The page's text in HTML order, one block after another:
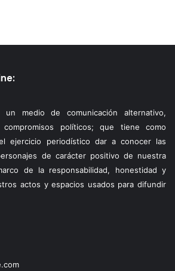
un medio de comunicación alternativo,
políticos; que tiene como
ejercicio periodístico dar a conocer las
de carácter positivo de nuestra
de la responsabilidad, honestidad y
actos y espacios usados para difundir